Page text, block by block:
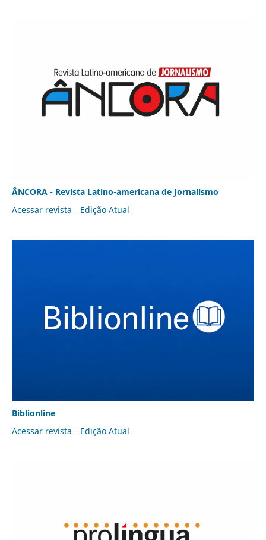
ÂNCORA - Revista Latino-americana de Jornalismo
Acessar revista
Edição Atual
Biblionline
Acessar revista
Edição Atual